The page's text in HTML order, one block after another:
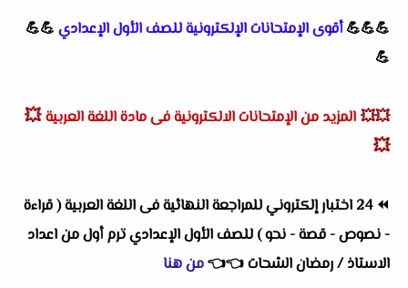
💪💪💪أقوى الإمتحانات الإلكترونية للصف الأول الإعدادي 💪💪
💪
💥💥 المزيد من الإمتحانات الالكترونية فى مادة اللغة العربية 💥
💥
⏪
24 اختبار إلكتروني للمراجعة النهائية فى اللغة العربية ( قراءة
- نصوص - قصة - نحو ) للصف الأول الإعدادي ترم أول من اعداد
الاستاذ / رمضان الشحات👈
👈من هنا